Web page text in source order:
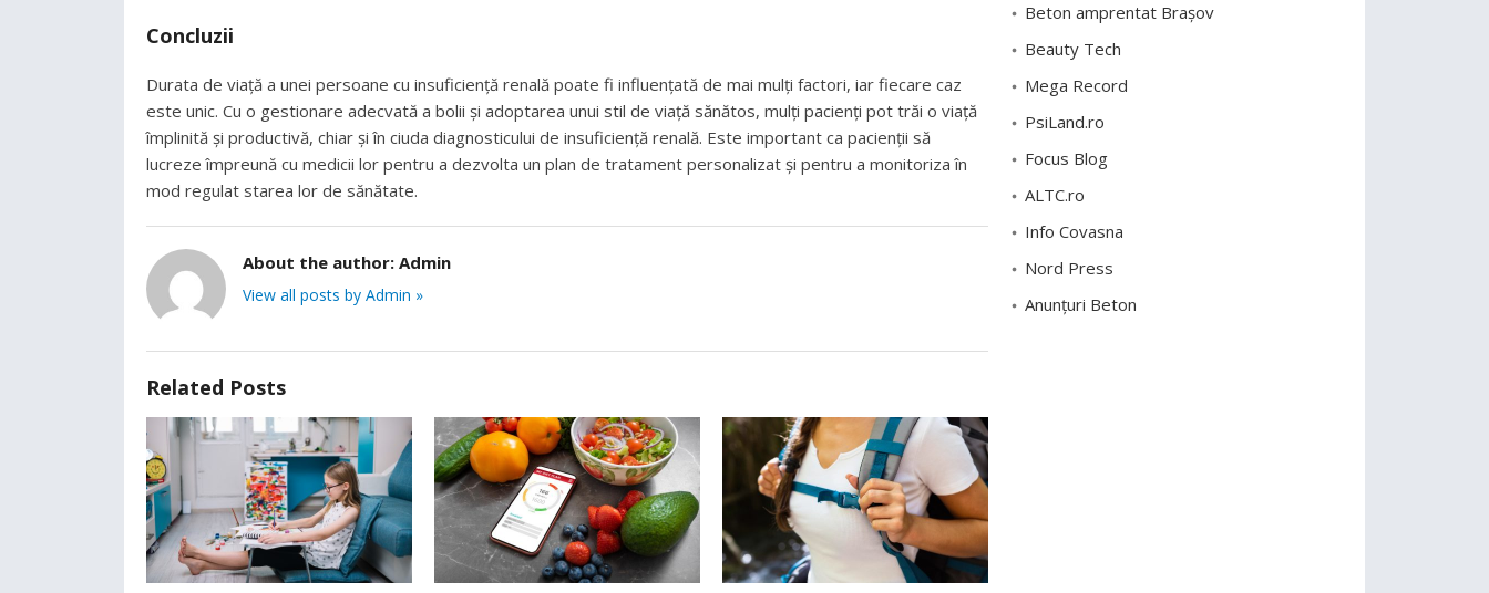
Concluzii
Durata de viață a unei persoane cu insuficiență renală poate fi influențată de mai mulți factori, iar fiecare caz
este unic. Cu o gestionare adecvată a bolii și adoptarea unui stil de viață sănătos, mulți pacienți pot trăi o viață
împlinită și productivă, chiar și în ciuda diagnosticului de insuficiență renală. Este important ca pacienții să
lucreze împreună cu medicii lor pentru a dezvolta un plan de tratament personalizat și pentru a monitoriza în
mod regulat starea lor de sănătate.
About the author: Admin
View all posts by Admin »
Related Posts
Beton amprentat Brașov
Beauty Tech
Mega Record
PsiLand.ro
Focus Blog
ALTC.ro
Info Covasna
Nord Press
Anunțuri Beton